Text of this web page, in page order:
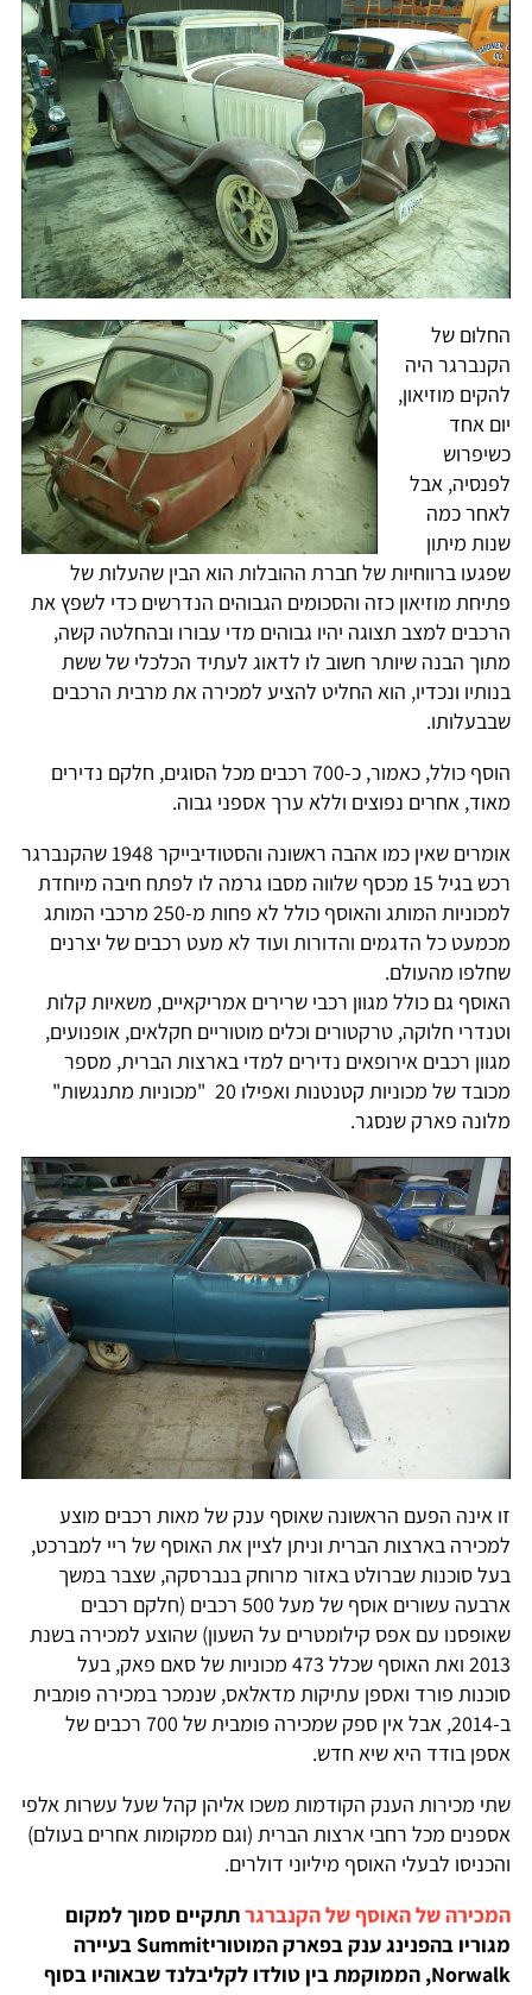
החלום של
הקנברגר היה
להקים מוזיאון,
יום אחד
כשיפרוש
לפנסיה, אבל
לאחר כמה
שנות מיתון
שפגעו ברווחיות של חברת ההובלות הוא הבין שהעלות של
פתיחת מוזיאון כזה והסכומים הגבוהים הנדרשים כדי לשפץ את
הרכבים למצב תצוגה יהיו גבוהים מדי עבורו ובהחלטה קשה,
מתוך הבנה שיותר חשוב לו לדאוג לעתיד הכלכלי של ששת
בנותיו ונכדיו, הוא החליט להציע למכירה את מרבית הרכבים
שבבעלותו.
הוסף כולל, כאמור, כ-700 רכבים מכל הסוגים, חלקם נדירים
מאוד, אחרים נפוצים וללא ערך אספני גבוה.
אומרים שאין כמו אהבה ראשונה והסטודיבייקר 1948 שהקנברגר
רכש בגיל 15 מכסף שלווה מסבו גרמה לו לפתח חיבה מיוחדת
למכוניות המותג והאוסף כולל לא פחות מ-250 מרכבי המותג
מכמעט כל הדגמים והדורות ועוד לא מעט רכבים של יצרנים
שחלפו מהעולם.
האוסף גם כולל מגוון רכבי שרירים אמריקאיים, משאיות קלות
וטנדרי חלוקה, טרקטורים וכלים מוטוריים חקלאים, אופנועים,
מגוון רכבים אירופאים נדירים למדי בארצות הברית, מספר
מכובד של מכוניות קטנטנות ואפילו 20 "מכוניות מתנגשות"
מלונה פארק שנסגר.
זו אינה הפעם הראשונה שאוסף ענק של מאות רכבים מוצע
למכירה בארצות הברית וניתן לציין את האוסף של ריי למברכט,
בעל סוכנות שברולט באזור מרוחק בנברסקה, שצבר במשך
ארבעה עשורים אוסף של מעל 500 רכבים (חלקם רכבים
שאופסנו עם אפס קילומטרים על השעון) שהוצע למכירה בשנת
2013 ואת האוסף שכלל 473 מכוניות של סאם פאק, בעל
סוכנות פורד ואספן עתיקות מדאלאס, שנמכר במכירה פומבית
ב-2014, אבל אין ספק שמכירה פומבית של 700 רכבים של
אספן בודד היא שיא חדש.
שתי מכירות הענק הקודמות משכו אליהן קהל שעל עשרות אלפי
אספנים מכל רחבי ארצות הברית (וגם ממקומות אחרים בעולם)
והכניסו לבעלי האוסף מיליוני דולרים.
המכירה של האוסף של הקנברגרתתקיים סמוך למקום
מגוריו בהפנינג ענק בפארק המוטוריSummit בעיירה
Norwalk, הממוקמת בין טולדו לקליבלנד שבאוהיו בסוף